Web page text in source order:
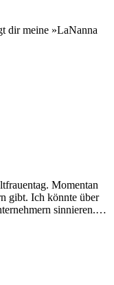
dir meine »LaNanna
Momentan
gibt. Ich könnte über
sinnieren.…